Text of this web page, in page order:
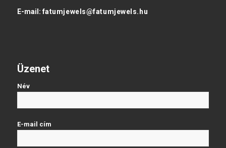
E-mail: fatumjewels@fatumjewels.hu
Üzenet
Név
E-mail cím